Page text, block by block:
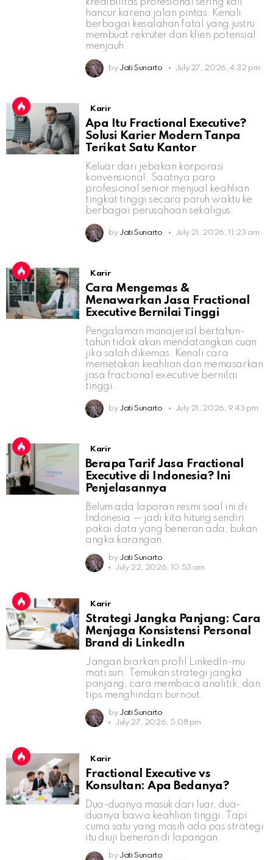
hancur karena jalan pintas. Kenali
berbagai kesalahan fatal yang justru
membuat rekruter dan klien potensial
menjauh.
by Jati Sunarto July 27, 2026, 4:32 pm
Karir
Apa Itu Fractional Executive?
Solusi Karier Modern Tanpa
Terikat Satu Kantor
Keluar dari jebakan korporasi
konvensional. Saatnya para
profesional senior menjual keahlian
tingkat tinggi secara paruh waktu ke
berbagai perusahaan sekaligus.
by Jati Sunarto July 21, 2026, 11:23 am
Karir
Cara Mengemas &
Menawarkan Jasa Fractional
Executive Bernilai Tinggi
Pengalaman manajerial bertahun-
tahun tidak akan mendatangkan cuan
jika salah dikemas. Kenali cara
memetakan keahlian dan memasarkan
jasa fractional executive bernilai
tinggi.
by Jati Sunarto July 21, 2026, 9:43 pm
Karir
Berapa Tarif Jasa Fractional
Executive di Indonesia? Ini
Penjelasannya
Belum ada laporan resmi soal ini di
Indonesia — jadi kita hitung sendiri
pakai data yang beneran ada, bukan
angka karangan.
by Jati Sunarto
July 22, 2026, 10:53 am
Karir
Strategi Jangka Panjang: Cara
Menjaga Konsistensi Personal
Brand di LinkedIn
Jangan biarkan profil LinkedIn-mu
mati suri. Temukan strategi jangka
panjang, cara membaca analitik, dan
tips menghindari burnout.
by Jati Sunarto
July 27, 2026, 5:08 pm
Karir
Fractional Executive vs
Konsultan: Apa Bedanya?
Dua-duanya masuk dari luar, dua-
duanya bawa keahlian tinggi. Tapi
cuma satu yang masih ada pas strategi
itu diuji beneran di lapangan.
by Jati Sunarto